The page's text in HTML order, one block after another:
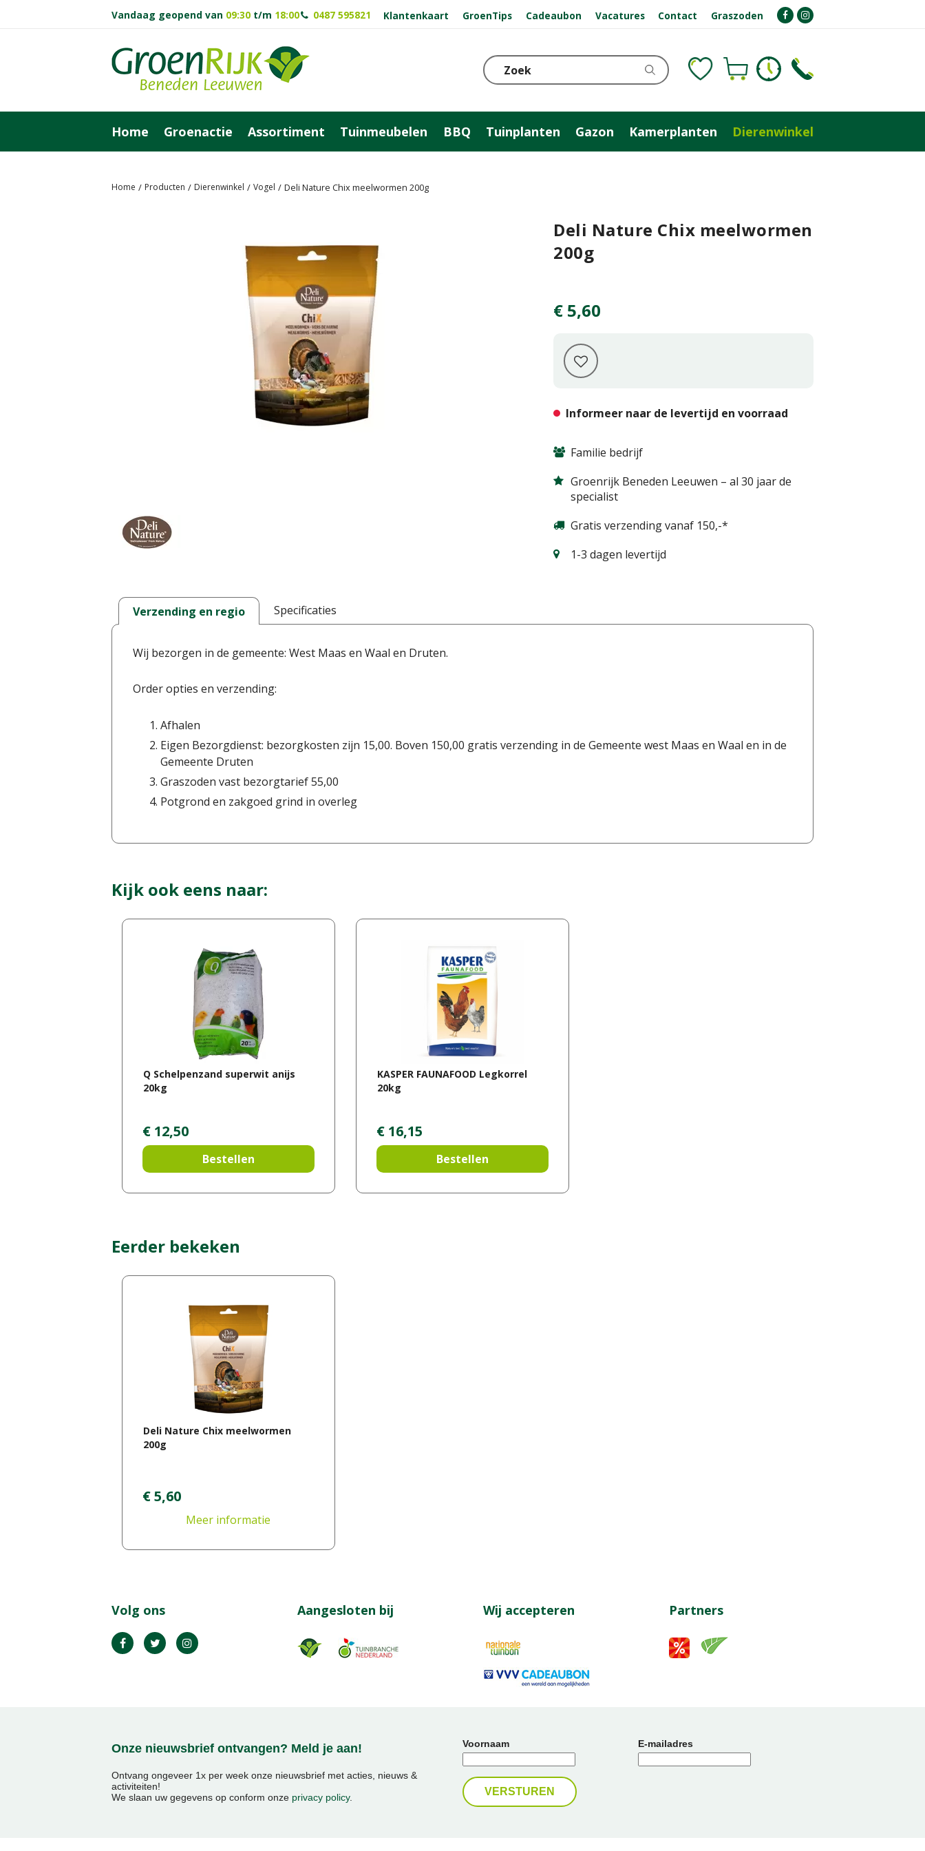
Home Producten Dierenwinkel Vogel Deli Nature Chix meelwormen 200g
Vandaag geopend van 09:30 t/m 18:00 0487 595821 Klantenkaart GroenTips Cadeaubon Vacatures Contact Graszoden
Home Groenactie Assortiment Tuinmeubelen BBQ Tuinplanten Gazon Kamerplanten Dierenwinkel
Deli Nature Chix meelwormen
200g
€ 5,60
Informeer naar de levertijd en voorraad
Familie bedrijf
Groenrijk Beneden Leeuwen – al 30 jaar de
specialist
Gratis verzending vanaf 150,-*
1-3 dagen levertijd
Verzending en regio Specificaties
Wij bezorgen in de gemeente: West Maas en Waal en Druten.
Order opties en verzending:
Afhalen
Eigen Bezorgdienst: bezorgkosten zijn 15,00. Boven 150,00 gratis verzending in de Gemeente west Maas en Waal en in de
Gemeente Druten
Graszoden vast bezorgtarief 55,00
Potgrond en zakgoed grind in overleg
Kijk ook eens naar:
Q Schelpenzand superwit anijs
20kg
€ 12,50
Bestellen
KASPER FAUNAFOOD Legkorrel
20kg
€ 16,15
Bestellen
Eerder bekeken
Deli Nature Chix meelwormen
200g
€5,60
Meer informatie
Volg ons Aangesloten bij Wij accepteren Partners
Onze nieuwsbrief ontvangen? Meld je aan!
Ontvang ongeveer 1x per week onze nieuwsbrief met acties, nieuws &
activiteiten!
We slaan uw gegevens op conform onze privacy policy.
Voornaam E-mailadres